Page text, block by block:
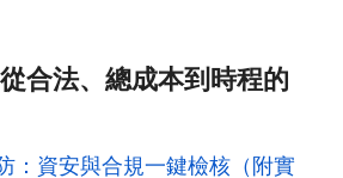
合法、總成本到時程的
：資安與合規一鍵檢核（附實